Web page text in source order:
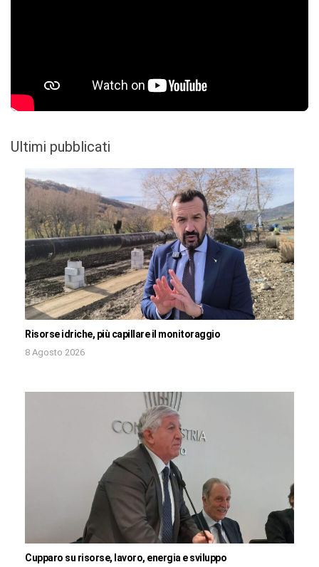
Ultimi pubblicati
Risorse idriche, più capillare il monitoraggio
8 Agosto 2026
Cupparo su risorse, lavoro, energia e sviluppo